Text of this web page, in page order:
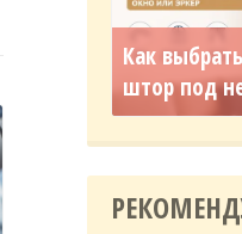
Как
штор под